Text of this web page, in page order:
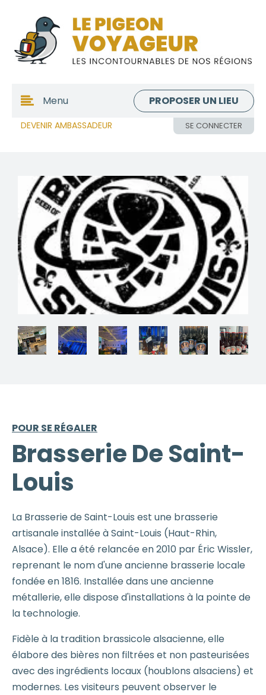
DEVENIR AMBASSADEUR SE CONNECTER
Menu PROPOSER UN LIEU
POUR SE RÉGALER
Brasserie De Saint-
Louis
La Brasserie de Saint-Louis est une brasserie
artisanale installée à Saint-Louis (Haut-Rhin,
Alsace). Elle a été relancée en 2010 par Éric Wissler,
reprenant le nom d'une ancienne brasserie locale
fondée en 1816. Installée dans une ancienne
métallerie, elle dispose d'installations à la pointe de
la technologie.
Fidèle à la tradition brassicole alsacienne, elle
élabore des bières non filtrées et non pasteurisées
avec des ingrédients locaux (houblons alsaciens) et
modernes. Les visiteurs peuvent observer le